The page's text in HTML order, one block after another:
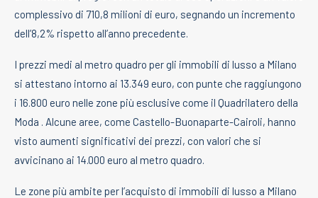
complessivo di 710,8 milioni di euro, segnando un incremento
dell’8,2% rispetto all’anno precedente.
I prezzi medi al metro quadro per gli immobili di lusso a Milano
si attestano intorno ai 13.349 euro, con punte che raggiungono
i 16.800 euro nelle zone più esclusive come il Quadrilatero della
Moda . Alcune aree, come Castello-Buonaparte-Cairoli, hanno
visto aumenti significativi dei prezzi, con valori che si
avvicinano ai 14.000 euro al metro quadro.
Le zone più ambite per l’acquisto di immobili di lusso a Milano